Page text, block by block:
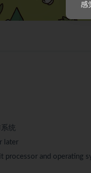
统
later
processor and operating
感